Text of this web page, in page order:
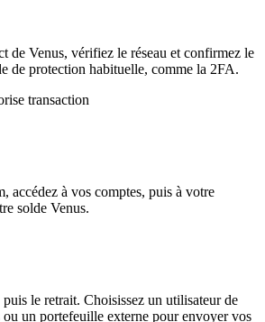
de Venus, vérifiez le réseau et confirmez le
de protection habituelle, comme la 2FA.
accédez à vos comptes, puis à votre
solde Venus.
le retrait. Choisissez un utilisateur de
un portefeuille externe pour envoyer vos